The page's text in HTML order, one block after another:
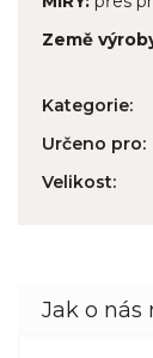
Země
Kategorie:
Určeno pro:
Velikost: